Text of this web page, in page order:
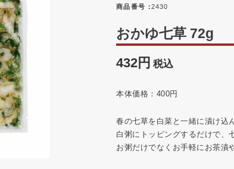
商品番号 2430
おかゆ七草 72g
432 税込
本体価格：400円
春の七草を白菜と一緒に漬け込
白粥にトッピングするだけで、
お粥だけでなくお手軽にお茶漬